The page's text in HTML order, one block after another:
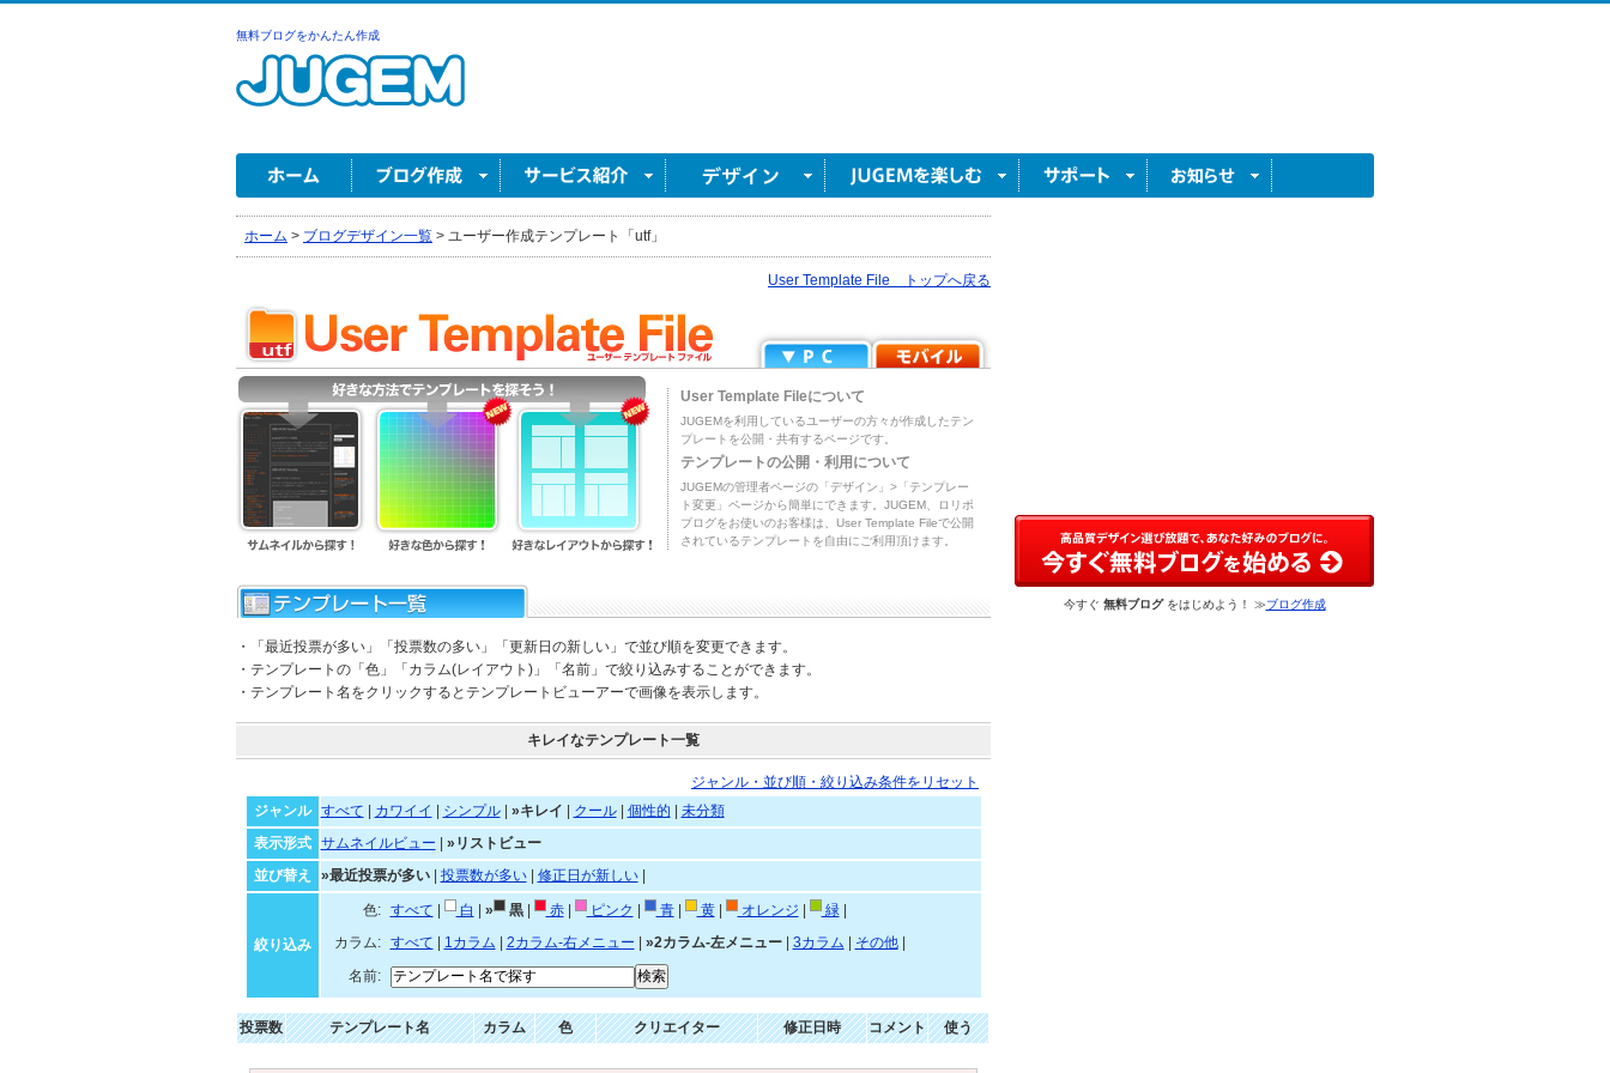
無料ブログをかんたん作成
ホーム > ブログデザイン一覧 > ユーザー作成テンプレート「utf」
User Template File トップへ戻る
User Template Fileについて
JUGEMを利用しているユーザーの方々が作成したテン
プレートを公開・共有するページです。
テンプレートの公開・利用について
JUGEMの管理者ページの「デザイン」>「テンプレー
ト変更」ページから簡単にできます。JUGEM、ロリポ
ブログをお使いのお客様は、User Template Fileで公開
されているテンプレートを自由にご利用頂けます。
・「最近投票が多い」「投票数の多い」「更新日の新しい」で並び順を変更できます。
・テンプレートの「色」「カラム(レイアウト)」「名前」で絞り込みすることができます。
・テンプレート名をクリックするとテンプレートビューアーで画像を表示します。
キレイなテンプレート一覧
ジャンル・並び順・絞り込み条件をリセット
ジャンル
すべて カワイイ シンプル| »キレイ クール| 個性的
未分類
表示形式
サムネイルビュー
»リストビュー
並び替え
»最近投票が多い| 投票数が多い| 修正日が新しい|
絞り込み
色: すべて 白 » 黒| 赤| ピンク 青| 黄| オレンジ 緑|
カラム:
すべて 1カラム 2カラム-右メニュー »2カラム-左メニュー| 3カラム その他|
名前:
投票数 テンプレート名 カラム 色 クリエイター 修正日時 コメント 使う
今すぐ 無料ブログをはじめよう！ ≫ブログ作成